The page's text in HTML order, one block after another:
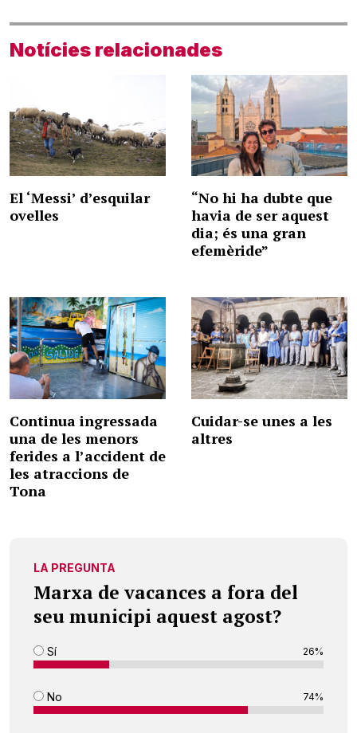
Notícies relacionades
El ‘Messi’ d’esquilar
ovelles
“No hi ha dubte que
havia de ser aquest
dia; és una gran
efemèride”
Continua ingressada
una de les menors
ferides a l’accident de
les atraccions de
Tona
Cuidar-se unes a les
altres
LA PREGUNTA
Marxa de vacances a fora del
seu municipi aquest agost?
Sí 26%
No 74%